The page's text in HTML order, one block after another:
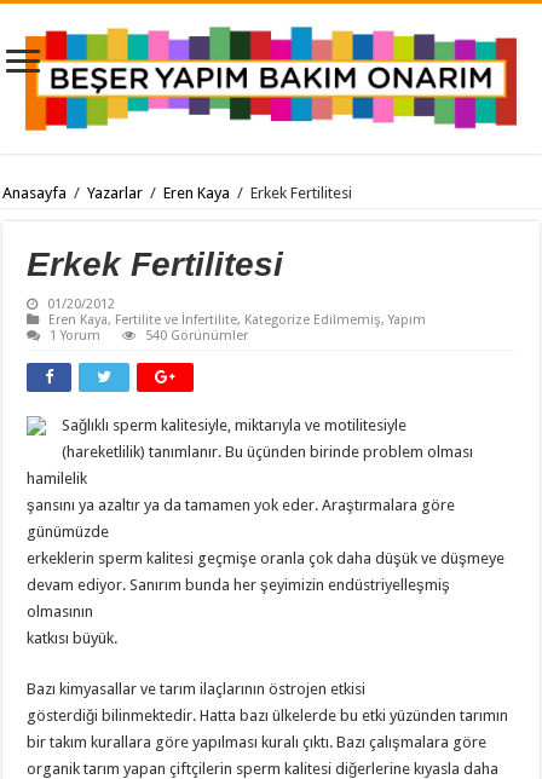
Anasayfa / Yazarlar / Eren Kaya / Erkek Fertilitesi
Erkek Fertilitesi
01/20/2012
Eren Kaya, Fertilite ve İnfertilite, Kategorize Edilmemiş,Yapım
1 Yorum
540 Görünümler
Sağlıklı sperm kalitesiyle, miktarıyla ve motilitesiyle
(hareketlilik) tanımlanır. Bu üçünden birinde problem olması
hamilelik
şansını ya azaltır ya da tamamen yok eder. Araştırmalara göre
günümüzde
erkeklerin sperm kalitesi geçmişe oranla çok daha düşük ve düşmeye
devam ediyor. Sanırım bunda her şeyimizin endüstriyelleşmiş
olmasının
katkısı büyük.
Bazı kimyasallar ve tarım ilaçlarının östrojen etkisi
gösterdiği bilinmektedir. Hatta bazı ülkelerde bu etki yüzünden tarımın
bir takım kurallara göre yapılması kuralı çıktı. Bazı çalışmalara göre
organik tarım yapan çiftçilerin sperm kalitesi diğerlerine kıyasla daha